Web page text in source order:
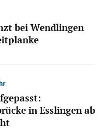
bei Wendlingen
in Esslingen ab